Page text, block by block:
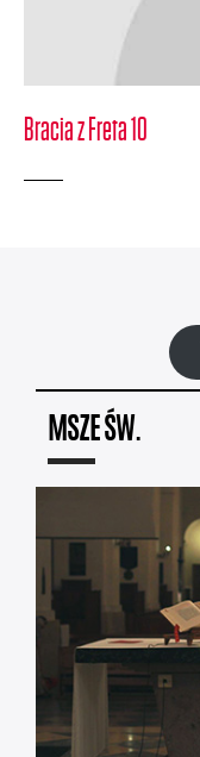
Bracia z Freta 10
MSZE ŚW.